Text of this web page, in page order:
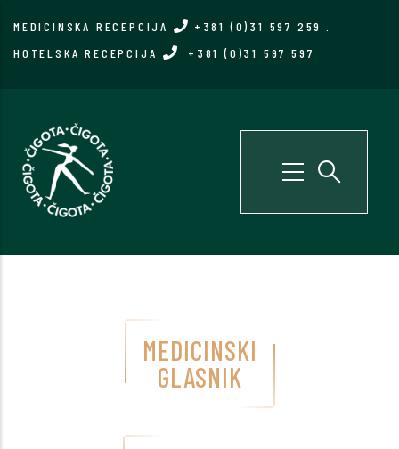
MEDICINSKA RECEPCIJA +381 (0)31 597 259
HOTELSKA RECEPCIJA
+381 (0)31 597 597
MEDICINSKI
GLASNIK